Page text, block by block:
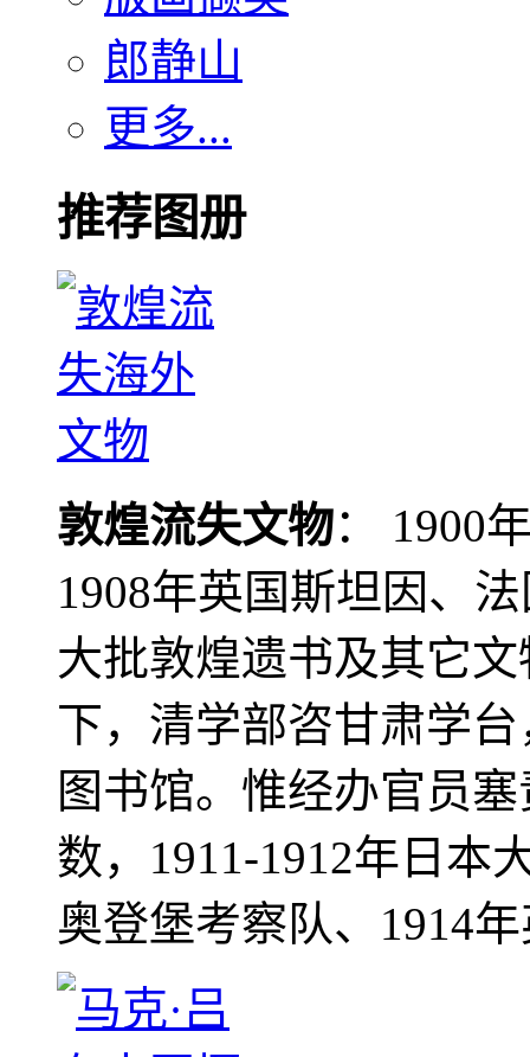
郎静山
更多...
推荐图册
敦煌流失文物： 1900
1908年英国斯坦因、
大批敦煌遗书及其它
下，清学部咨甘肃学
图书馆。惟经办官员
数，1911-1912年日本
奥登堡考察队、1914